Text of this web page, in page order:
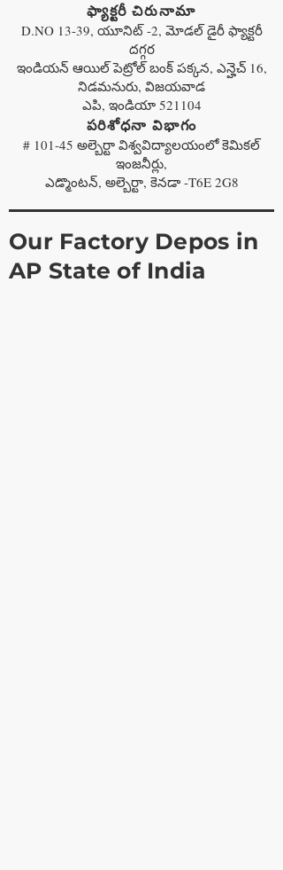
ఫ్యాక్టరీ చిరునామా
D.NO 13-39, యూనిట్ -2, మోడల్ డైరీ ఫ్యాక్టరీ
దగ్గర
ఇండియన్ ఆయిల్ పెట్రోల్ బంక్ పక్కన, ఎన్హెచ్ 16,
నిడమనురు, విజయవాడ
ఎపి, ఇండియా 521104
పరిశోధనా విభాగం
# 101-45 అల్బెర్టా విశ్వవిద్యాలయంలో కెమికల్
ఇంజనీర్లు,
ఎడ్మొంటన్, అల్బెర్టా, కెనడా -T6E 2G8
Our Factory Depos in
AP State of India